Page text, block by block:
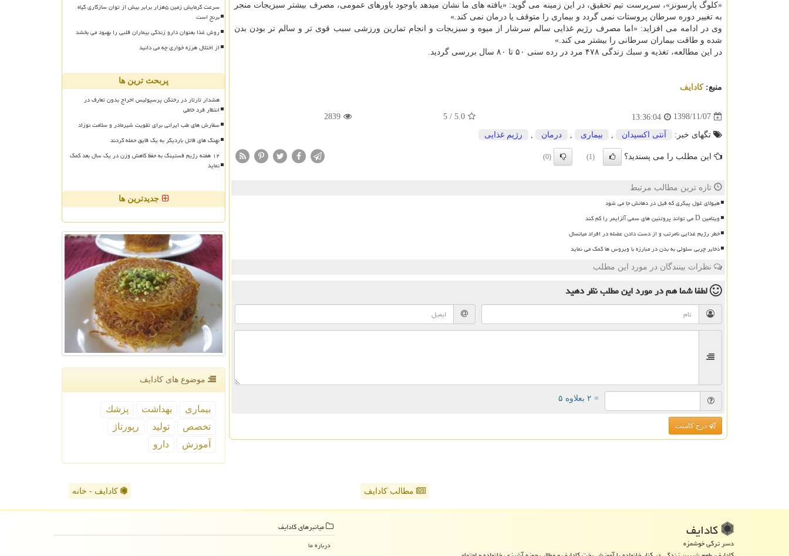
«كلوگ پارسونز»، سرپرست تیم تحقیق، در این زمینه می گوید: «یافته های ما نشان میدهد باوجود باورهای عمومی، مصرف بیشتر سبزیجات منجر
به تغییر دوره سرطان پروستات نمی گردد و بیماری را متوقف یا درمان نمی كند.»
وی در ادامه می افزاید: «اما مصرف رژیم غذایی سالم سرشار از میوه و سبزیجات و انجام تمارین ورزشی سبب قوی تر و سالم تر بودن بدن
شده و طاقت بیماران سرطانی را بیشتر می كند.»
در این مطالعه، تغذیه و سبك زندگی ۴۷۸ مرد در رده سنی ۵۰ تا ۸۰ سال بررسی گردید.
منبع:كادایف
1398/11/07
13:36:04
5.0
/
5
2839
تگهای خبر: آنتی اكسیدان , بیماری , درمان , رژیم غذایی
این مطلب را می پسندید؟ (1)
(0)
تازه ترین مطالب مرتبط
هیولای غول پیکری که فیل در دهانش جا می شود
ویتامین D می تواند پروتئین های سمی آلزایمر را کم کند
خطر رژیم غذایی نامرتب و از دست دادن عضله در افراد میانسال
ذخایر چربی سلولی به بدن در مبارزه با ویروس ها کمک می نماید
نظرات بینندگان در مورد این مطلب
لطفا شما همدر مورد این مطلبنظر دهید
= ۲ بعلاوه ۵
درج کامنت
سرعت گرمایش زمین ۵هزار برابر بیش از توان سازگاری گیاه
برنج است
روش غذا بعنوان دارو زندگی بیماران قلبی را بهبود می بخشد
از اختلال هرزه خواری چه می دانید
پربحث ترین ها
هشدار تارتار در رختکن پرسپولیس اخراج بدون تعارف در
انتظار فرد خاطی
سفارش های طب ایرانی برای تقویت شیرمادر و سلامت نوزاد
نهنگ های قاتل باردیگر به یک قایق حمله کردند
۱۲ هفته رژیم فستینگ به حفظ کاهش وزن در یک سال بعد کمک
نماید
جدیدترین ها
موضوع های كادایف
بیماری بهداشت
پزشك
تخصص
تولید
رپورتاژ
آموزش
دارو
مطالب کادایف کادایف - خانه
كادایف
دسر ترکی خوشمزه
میانبرهای كادایف
درباره ما